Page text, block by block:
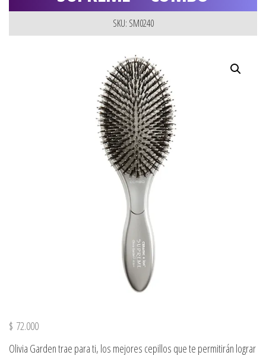
SKU: SM0240
$ 72.000
Olivia Garden trae para ti, los mejores cepillos que te permitirán lograr